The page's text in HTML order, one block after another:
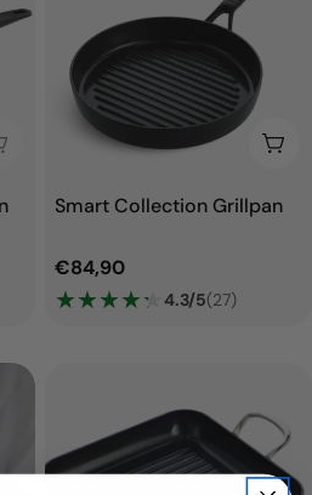
Smart Collection Grillpan
Normale
prijs
€84,90
★
★★
★★
★★
★★★ 4.3/5(27)